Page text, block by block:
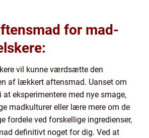
for mad-
vil kunne værdsætte den
af lækkert aftensmad. Uanset om
at eksperimentere med nye smage,
madkulturer eller lære mere om de
fordele ved forskellige ingredienser,
definitivt noget for dig. Ved at